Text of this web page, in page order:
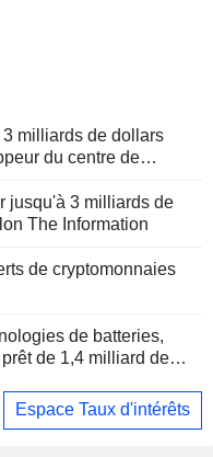
milliards de dollars
du centre de
jusqu'à 3 milliards de
The Information
de cryptomonnaies
de batteries,
de 1,4 milliard de
Espace Taux d'intérêts